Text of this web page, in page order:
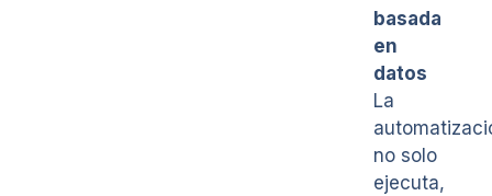
basada
en
datos
La
no solo
ejecuta,